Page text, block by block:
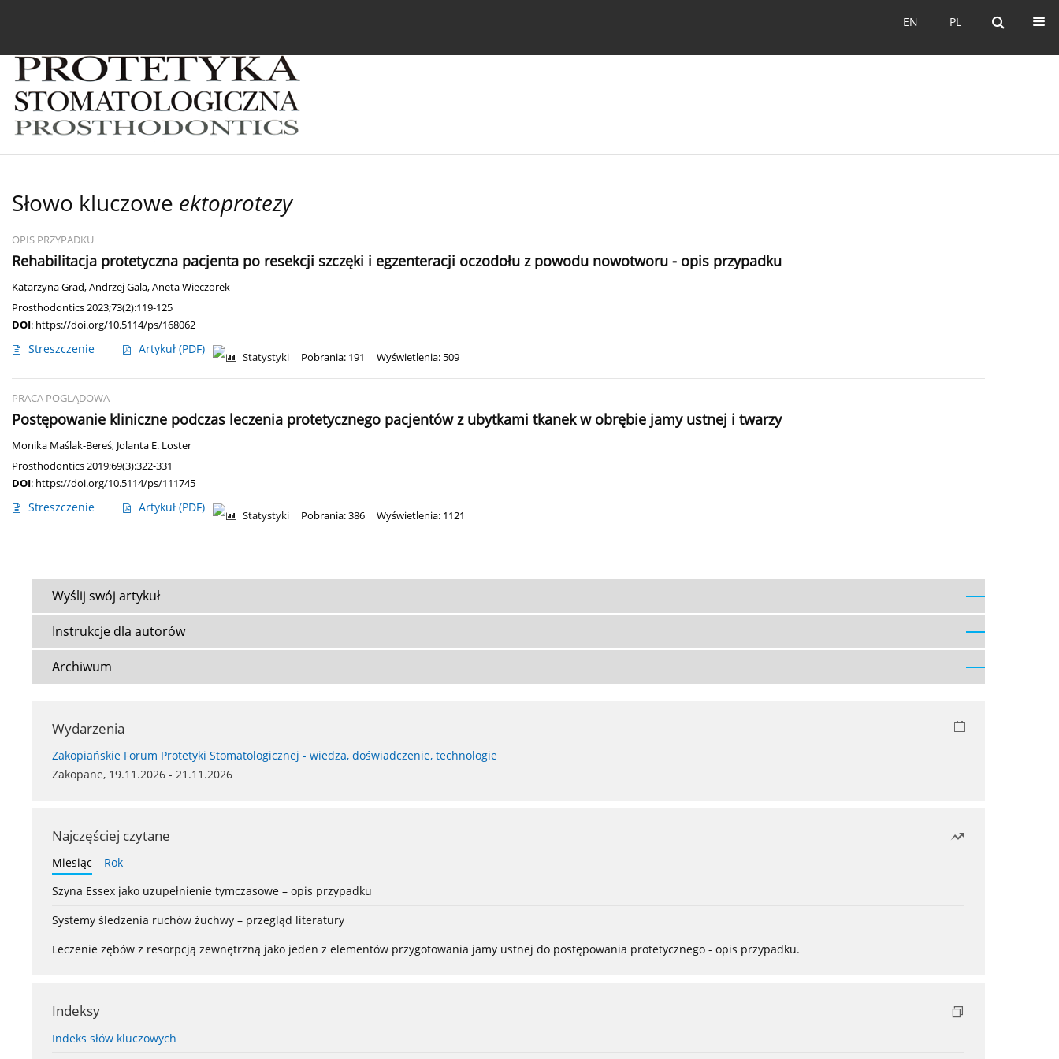
PL
EN PL
EN
Słowo kluczowe ektoprotezy
OPIS PRZYPADKU
Rehabilitacja protetyczna pacjenta po resekcji szczęki i egzenteracji oczodołu z powodu nowotworu - opis przypadku
Katarzyna Grad,Andrzej Gala,Aneta Wieczorek
Prosthodontics 2023;73(2):119-125
DOI: https://doi.org/10.5114/ps/168062
Streszczenie Artykuł (PDF)
Statystyki Pobrania: 191 Wyświetlenia: 509
PRACA POGLĄDOWA
Postępowanie kliniczne podczas leczenia protetycznego pacjentów z ubytkami tkanek w obrębie jamy ustnej i twarzy
Monika Maślak-Bereś, Jolanta E. Loster
Prosthodontics 2019;69(3):322-331
DOI: https://doi.org/10.5114/ps/111745
Streszczenie Artykuł (PDF)
Statystyki Pobrania: 386 Wyświetlenia: 1121
Wyślij swój artykuł
Instrukcje dla autorów
Archiwum
Wydarzenia
Zakopiańskie Forum Protetyki Stomatologicznej - wiedza, doświadczenie, technologie
Zakopane, 19.11.2026 - 21.11.2026
Najczęściej czytane
Miesiąc
Rok
Szyna Essex jako uzupełnienie tymczasowe – opis przypadku
Systemy śledzenia ruchów żuchwy – przegląd literatury
Leczenie zębów z resorpcją zewnętrzną jako jeden z elementów przygotowania jamy ustnej do postępowania protetycznego - opis przypadku.
Indeksy
Indeks słów kluczowych